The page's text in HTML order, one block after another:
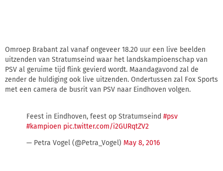
Omroep Brabant zal vanaf ongeveer 18.20 uur een live beelden
uitzenden van Stratumseind waar het landskampioenschap van
PSV al geruime tijd flink gevierd wordt. Maandagavond zal de
zender de huldiging ook live uitzenden. Ondertussen zal Fox Sports
met een camera de busrit van PSV naar Eindhoven volgen.
Feest in Eindhoven, feest op Stratumseind #psv
#kampioen pic.twitter.com/i2GURqtZV2
— Petra Vogel (@Petra_Vogel) May 8, 2016